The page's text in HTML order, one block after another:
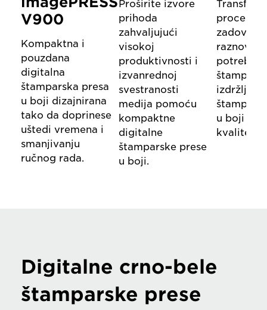
V900
Kompaktna i
pouzdana
digitalna
štamparska presa
u boji dizajnirana
tako da doprinese
uštedi vremena i
smanjivanju
ručnog rada.
Proširite izvore
prihoda
zahvaljujući
visokoj
produktivnosti i
izvanrednoj
svestranosti
medija pomoću
kompaktne
digitalne
štamparske prese
u boji.
procese
potrebe
izdržljivu
u boji
kvaliteta.
Digitalne crno-bele
štamparske prese